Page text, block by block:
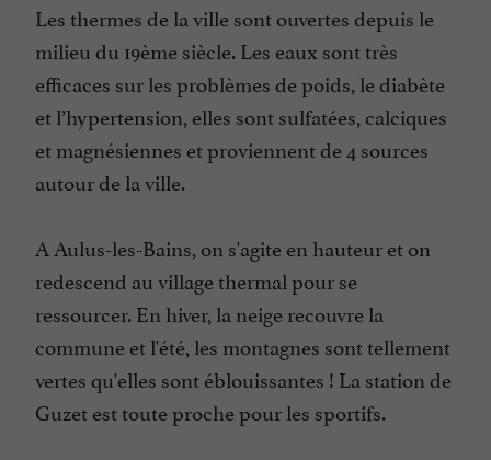
Les thermes de la ville sont ouvertes depuis le
milieu du 19ème siècle. Les eaux sont très
efficaces sur les problèmes de poids, le diabète
et l’hypertension, elles sont sulfatées, calciques
et magnésiennes et proviennent de 4 sources
autour de la ville.
A Aulus-les-Bains, on s'agite en hauteur et on
redescend au village thermal pour se
ressourcer. En hiver, la neige recouvre la
commune et l'été, les montagnes sont tellement
vertes qu'elles sont éblouissantes ! La station de
Guzet est toute proche pour les sportifs.